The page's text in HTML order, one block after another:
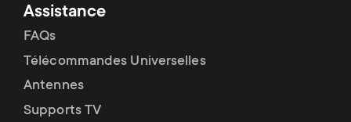
Assistance
FAQs
Télécommandes Universelles
Antennes
Supports TV